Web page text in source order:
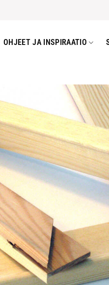
OHJEET JA INSPIRAATIO